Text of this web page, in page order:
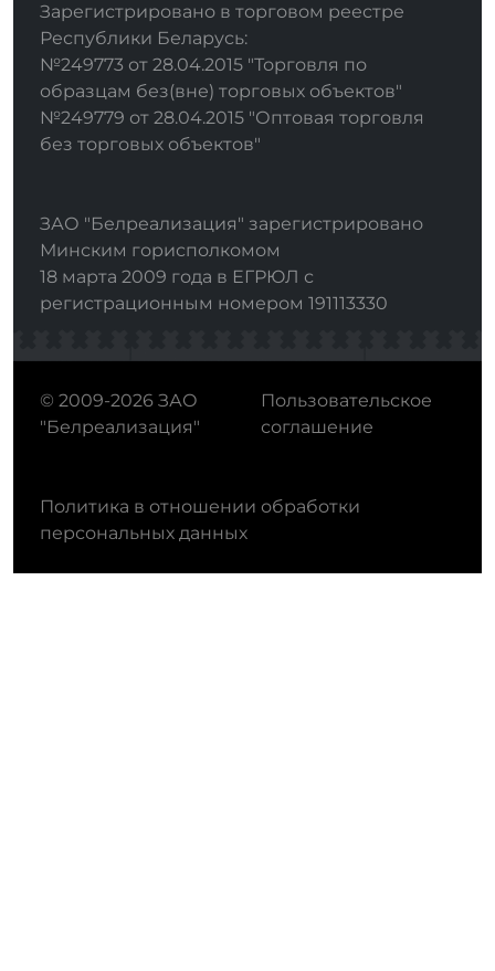
Зарегистрировано в торговом реестре
Республики Беларусь:
№249773 от 28.04.2015 "Торговля по
образцам без(вне) торговых объектов"
№249779 от 28.04.2015 "Оптовая торговля
без торговых объектов"
ЗАО "Белреализация" зарегистрировано
Минским горисполкомом
18 марта 2009 года в ЕГРЮЛ с
регистрационным номером 191113330
© 2009-2026 ЗАО
"Белреализация"
Пользовательское
соглашение
Политика в отношении обработки
персональных данных